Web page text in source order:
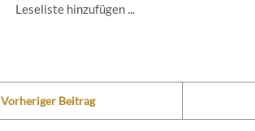
Leseliste hinzufügen ...
Vorheriger Beitrag